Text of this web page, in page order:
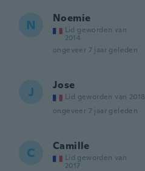
N Noemie
Lid geworden van
2014
ongeveer 7 jaar geleden
J Jose
Lid geworden van 2018
ongeveer 7 jaar geleden
C Camille
Lid geworden van
2017